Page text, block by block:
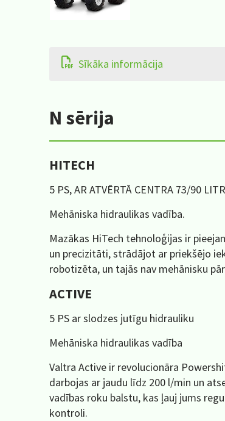
Sīkāka informācija
N sērija
HITECH
5 PS, AR ATVĒRTĀ CENTRA 73/90
Mehāniska hidraulikas vadība.
Mazākas HiTech tehnoloģijas ir
un precizitāti, strādājot ar priekšējo
robotizēta, un tajās nav mehānisku
ACTIVE
5 PS ar slodzes jutīgu hidrauliku
Mehāniska hidraulikas vadība
Valtra Active ir revolucionāra
darbojas ar jaudu līdz 200 l/min un
vadības roku balstu, kas ļauj jums
kontroli.